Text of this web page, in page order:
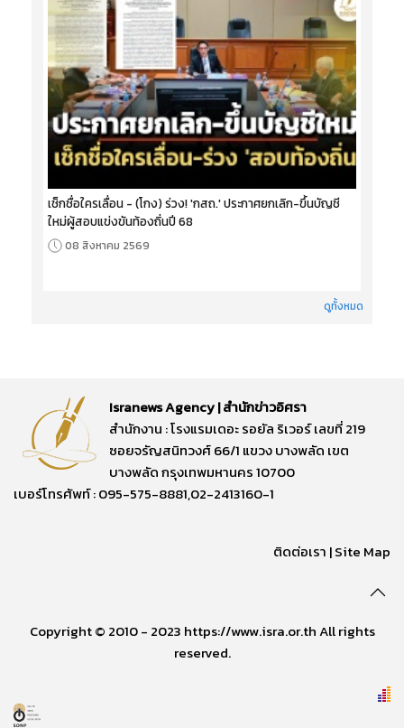
เช็กชื่อใครเลื่อน - (โกง) ร่วง! 'กสถ.' ประกาศยกเลิก-ขึ้นบัญชี
ใหม่ผู้สอบแข่งขันท้องถิ่นปี 68
08 สิงหาคม 2569
ดูทั้งหมด
Isranews Agency | สำนักข่าวอิศรา
สำนักงาน : โรงแรมเดอะ รอยัล ริเวอร์ เลขที่ 219
ซอยจรัญสนิทวงศ์ 66/1 แขวง บางพลัด เขต
บางพลัด กรุงเทพมหานคร 10700
เบอร์โทรศัพท์ : 095-575-8881,02-2413160-1
ติดต่อเรา |Site Map
Copyright © 2010 - 2023 https://www.isra.or.th All rights
reserved.